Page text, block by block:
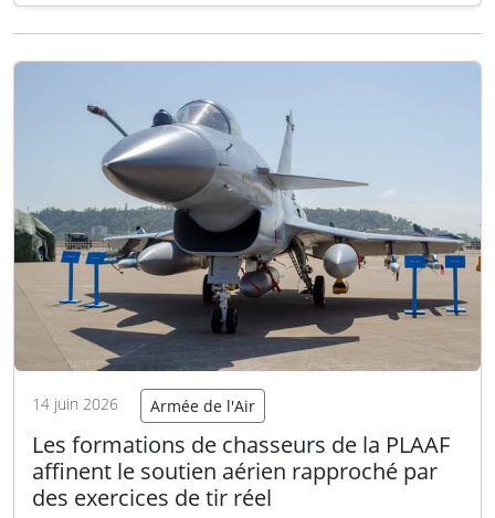
chasseur sans pilote turc Bayraktar
Baykar…
Lire la suite
14 juin 2026 Armée de l'Air
Les formations de chasseurs de la PLAAF
affinent le soutien aérien rapproché par
des exercices de tir réel